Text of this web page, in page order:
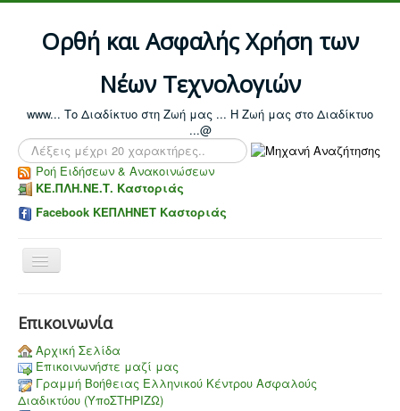
Ορθή και Ασφαλής Χρήση των
Νέων Τεχνολογιών
www... Το Διαδίκτυο στη Ζωή μας ... Η Ζωή μας στο Διαδίκτυο
...@
Αναζήτηση...
Ροή Ειδήσεων & Ανακοινώσεων
ΚΕ.ΠΛΗ.ΝΕ.Τ. Καστοριάς
Facebook ΚΕΠΛΗΝΕΤ Καστοριάς
Toggle
Navigation
Επικοινωνία
Αρχική Σελίδα
Επικοινωνήστε μαζί μας
Γραμμή Βοήθειας Ελληνικού Κέντρου Ασφαλούς
Διαδικτύου (ΥποΣΤΗΡΙΖΩ)